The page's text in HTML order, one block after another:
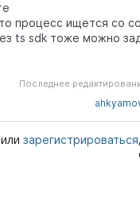
процесс ищется со
ts sdk тоже можно
Последнее
илизарегистрироваться